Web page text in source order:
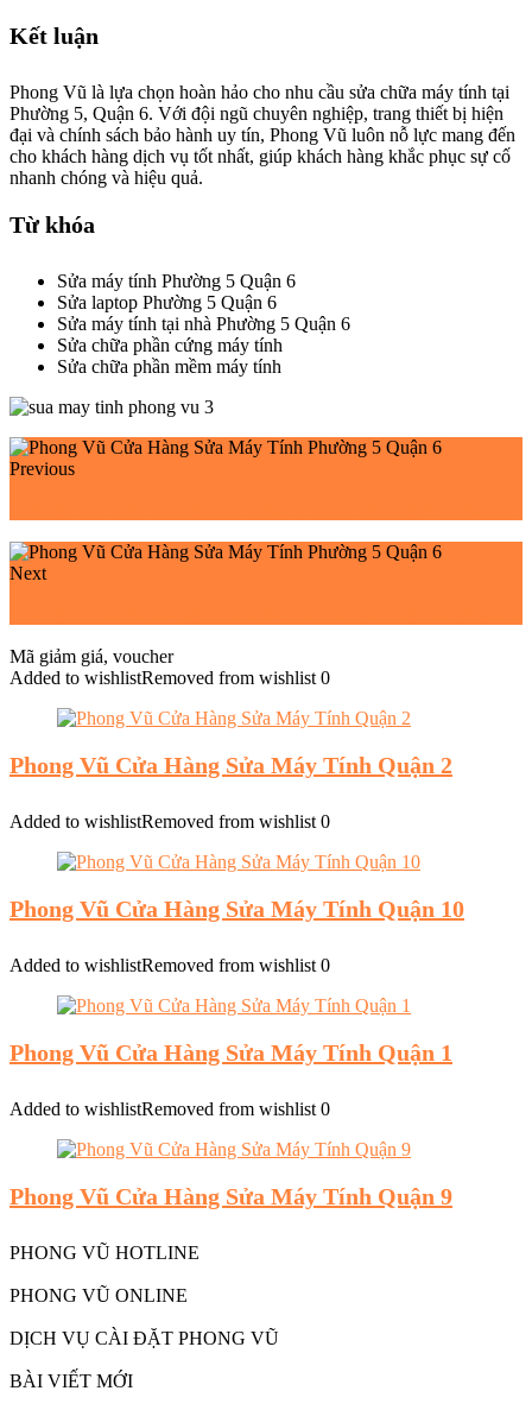
Kết luận
Phong Vũ là lựa chọn hoàn hảo cho nhu cầu sửa chữa máy tính tại
Phường 5, Quận 6. Với đội ngũ chuyên nghiệp, trang thiết bị hiện
đại và chính sách bảo hành uy tín, Phong Vũ luôn nỗ lực mang đến
cho khách hàng dịch vụ tốt nhất, giúp khách hàng khắc phục sự cố
nhanh chóng và hiệu quả.
Từ khóa
Sửa máy tính Phường 5 Quận 6
Sửa laptop Phường 5 Quận 6
Sửa máy tính tại nhà Phường 5 Quận 6
Sửa chữa phần cứng máy tính
Sửa chữa phần mềm máy tính
Previous
Next
Mã giảm giá, voucher
Added to wishlistRemoved from wishlist 0
Phong Vũ Cửa Hàng Sửa Máy Tính Quận 2
Added to wishlistRemoved from wishlist 0
Phong Vũ Cửa Hàng Sửa Máy Tính Quận 10
Added to wishlistRemoved from wishlist 0
Phong Vũ Cửa Hàng Sửa Máy Tính Quận 1
Added to wishlistRemoved from wishlist 0
Phong Vũ Cửa Hàng Sửa Máy Tính Quận 9
PHONG VŨ HOTLINE
PHONG VŨ ONLINE
DỊCH VỤ CÀI ĐẶT PHONG VŨ
BÀI VIẾT MỚI